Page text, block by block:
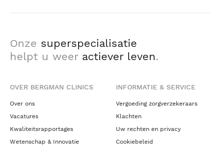
Onze superspecialisatie
helpt u weer actiever leven.
OVER BERGMAN CLINICS
Over ons
Vacatures
Kwaliteitsrapportages
Wetenschap & Innovatie
INFORMATIE & SERVICE
Vergoeding zorgverzekeraars
Klachten
Uw rechten en privacy
Cookiebeleid